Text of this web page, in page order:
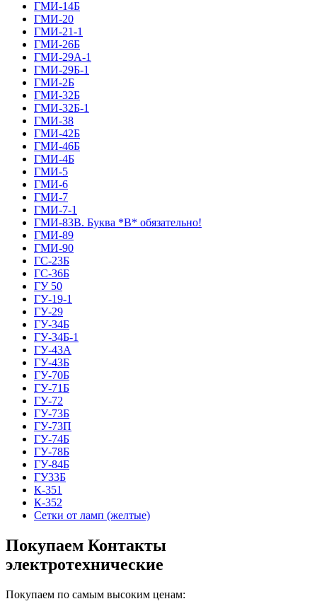
ГМИ-14Б
ГМИ-20
ГМИ-21-1
ГМИ-26Б
ГМИ-29А-1
ГМИ-29Б-1
ГМИ-2Б
ГМИ-32Б
ГМИ-32Б-1
ГМИ-38
ГМИ-42Б
ГМИ-46Б
ГМИ-4Б
ГМИ-5
ГМИ-6
ГМИ-7
ГМИ-7-1
ГМИ-83В. Буква *В* обязательно!
ГМИ-89
ГМИ-90
ГС-23Б
ГС-36Б
ГУ 50
ГУ-19-1
ГУ-29
ГУ-34Б
ГУ-34Б-1
ГУ-43А
ГУ-43Б
ГУ-70Б
ГУ-71Б
ГУ-72
ГУ-73Б
ГУ-73П
ГУ-74Б
ГУ-78Б
ГУ-84Б
ГУ33Б
К-351
К-352
Сетки от ламп (желтые)
Покупаем Контакты
электротехнические
Покупаем по самым высоким ценам: